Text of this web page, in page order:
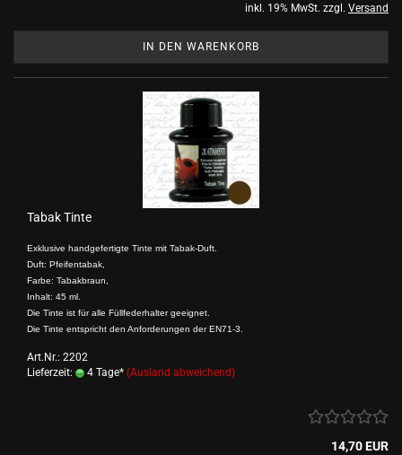
inkl. 19% MwSt. zzgl. Versand
IN DEN WARENKORB
Tabak Tinte
Exklusive handgefertigte Tinte mit Tabak-Duft.
Duft: Pfeifentabak,
Farbe: Tabakbraun,
Inhalt: 45 ml.
Die Tinte ist für alle Füllfederhalter geeignet.
Die Tinte entspricht den Anforderungen der EN71-3.
Art.Nr.: 2202
Lieferzeit:
4 Tage* (Ausland abweichend)
14,70 EUR